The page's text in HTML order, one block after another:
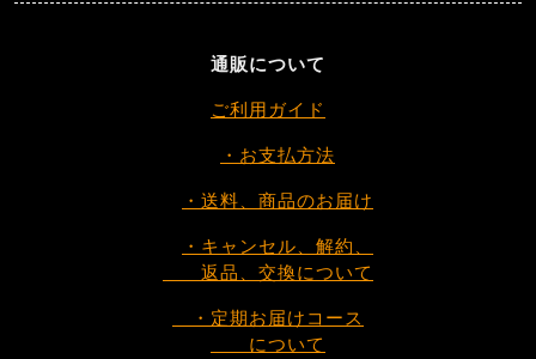
通販について
ご利用ガイド
・お支払方法
・送料、商品のお届け
・キャンセル、解約、
返品、交換について
・定期お届けコース
について